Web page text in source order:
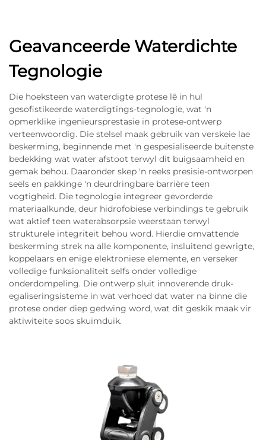
Geavanceerde Waterdichte
Tegnologie
Die hoeksteen van waterdigte protese lê in hul
gesofistikeerde waterdigtings-tegnologie, wat 'n
opmerklike ingenieursprestasie in protese-ontwerp
verteenwoordig. Die stelsel maak gebruik van verskeie lae
beskerming, beginnende met 'n gespesialiseerde buitenste
bedekking wat water afstoot terwyl dit buigsaamheid en
gemak behou. Daaronder skep 'n reeks presisie-ontworpen
seëls en pakkinge 'n deurdringbare barrière teen
vogtigheid. Die tegnologie integreer gevorderde
materiaalkunde, deur hidrofobiese verbindings te gebruik
wat aktief teen waterabsorpsie weerstaan terwyl
strukturele integriteit behou word. Hierdie omvattende
beskerming strek na alle komponente, insluitend gewrigte,
koppelaars en enige elektroniese elemente, en verseker
volledige funksionaliteit selfs onder volledige
onderdompeling. Die ontwerp sluit innoverende druk-
egaliseringsisteme in wat verhoed dat water na binne die
protese onder diep gedwing word, wat dit geskik maak vir
aktiwiteite soos skuimduik.